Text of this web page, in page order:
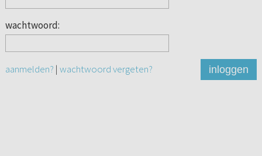
wachtwoord:
aanmelden? | wachtwoord vergeten? inloggen